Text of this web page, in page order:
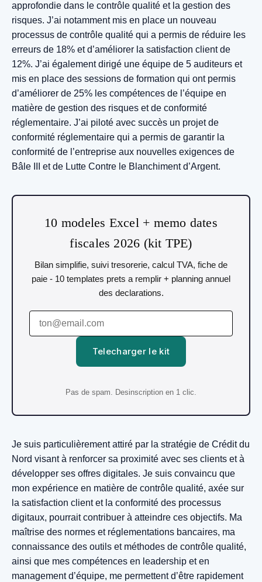
approfondie dans le contrôle qualité et la gestion des
risques. J’ai notamment mis en place un nouveau
processus de contrôle qualité qui a permis de réduire les
erreurs de 18% et d’améliorer la satisfaction client de
12%. J’ai également dirigé une équipe de 5 auditeurs et
mis en place des sessions de formation qui ont permis
d’améliorer de 25% les compétences de l’équipe en
matière de gestion des risques et de conformité
réglementaire. J’ai piloté avec succès un projet de
conformité réglementaire qui a permis de garantir la
conformité de l’entreprise aux nouvelles exigences de
Bâle III et de Lutte Contre le Blanchiment d’Argent.
10 modeles Excel + memo dates
fiscales 2026 (kit TPE)
Bilan simplifie, suivi tresorerie, calcul TVA, fiche de
paie - 10 templates prets a remplir + planning annuel
des declarations.
Telecharger le kit
Pas de spam. Desinscription en 1 clic.
Je suis particulièrement attiré par la stratégie de Crédit du
Nord visant à renforcer sa proximité avec ses clients et à
développer ses offres digitales. Je suis convaincu que
mon expérience en matière de contrôle qualité, axée sur
la satisfaction client et la conformité des processus
digitaux, pourrait contribuer à atteindre ces objectifs. Ma
maîtrise des normes et réglementations bancaires, ma
connaissance des outils et méthodes de contrôle qualité,
ainsi que mes compétences en leadership et en
management d’équipe, me permettent d’être rapidement